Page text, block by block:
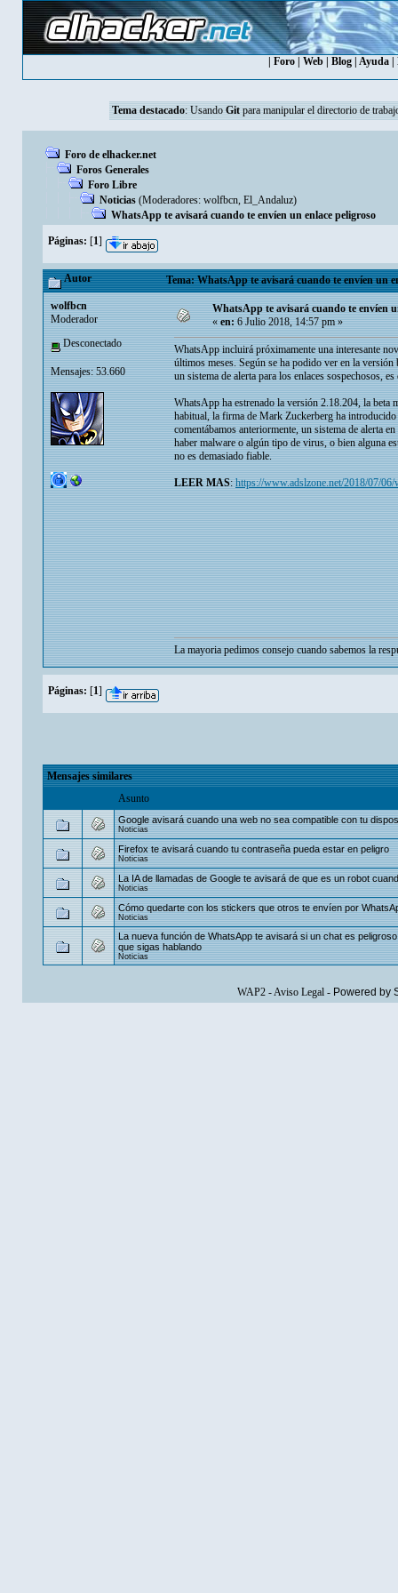
Foro| Web| Blog| Ayuda|
Tema destacado: Usando Git para manipular el directorio de
Foro de elhacker.net
Foros Generales
Foro Libre
Noticias (Moderadores: wolfbcn, El_Andaluz)
WhatsApp te avisará cuando te envíen un enlace peligroso
Páginas: [1]
Autor Tema: WhatsApp te avisará cuando te envíen un
wolfbcn
Moderador
Desconectado
Mensajes: 53.660
WhatsApp te avisará cuando te envíen
«en:6 Julio 2018, 14:57 pm »
WhatsApp incluirá próximamente una interesante
últimos meses. Según se ha podido ver en la
un sistema de alerta para los enlaces sospechosos,
WhatsApp ha estrenado la versión 2.18.204, la beta
habitual, la firma de Mark Zuckerberg ha
comentábamos anteriormente, un sistema de alerta
haber malware o algún tipo de virus, o bien alguna
no es demasiado fiable.
LEER MAS:https://www.adslzone.net/2018/07/06/
La mayoria pedimos consejo cuando sabemos la
Páginas: [1]
Mensajes similares
Asunto
Google avisará cuando una web no sea compatible con tu
Noticias
Firefox te avisará cuando tu contraseña pueda estar en peligro
Noticias
La IA de llamadas de Google te avisará de que es un robot
Noticias
Cómo quedarte con los stickers que otros te envíen por
Noticias
La nueva función de WhatsApp te avisará si un chat es
que sigas hablando
Noticias
WAP2-Aviso Legal- Powered by